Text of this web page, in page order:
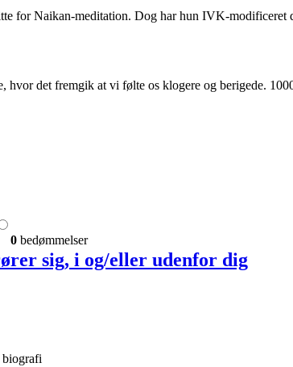
for Naikan-meditation. Dog har hun IVK-
hvor det fremgik at vi følte os klogere og berigede.
0 bedømmelser
sig, i og/eller udenfor dig
biografi